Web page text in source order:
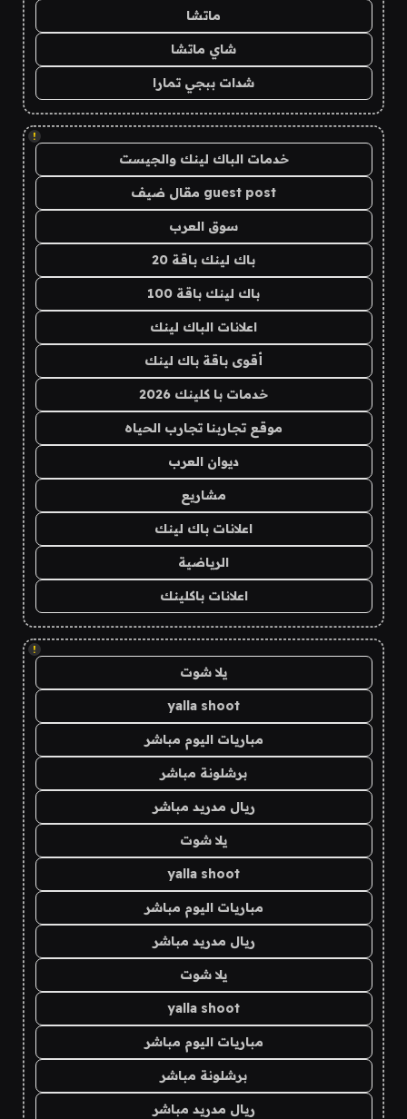
ماتشا
شاي ماتشا
شدات ببجي تمارا
!
خدمات الباك لينك والجيست
guest post مقال ضيف
سوق العرب
باك لينك باقة 20
باك لينك باقة 100
اعلانات الباك لينك
أقوى باقة باك لينك
خدمات با كلينك 2026
موقع تجاربنا تجارب الحياه
ديوان العرب
مشاريع
اعلانات باك لينك
الرياضية
اعلانات باكلينك
!
يلا شوت
yalla shoot
مباريات اليوم مباشر
برشلونة مباشر
ريال مدريد مباشر
يلا شوت
yalla shoot
مباريات اليوم مباشر
ريال مدريد مباشر
يلا شوت
yalla shoot
مباريات اليوم مباشر
برشلونة مباشر
ريال مدريد مباشر